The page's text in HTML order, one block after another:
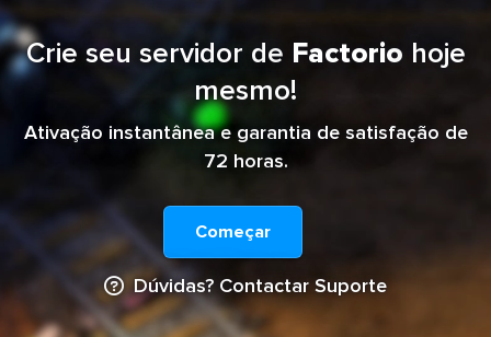
Crie seu servidor de Factorio hoje
mesmo!
Ativação instantânea e garantia de satisfação de
72 horas.
Começar
Dúvidas? Contactar Suporte